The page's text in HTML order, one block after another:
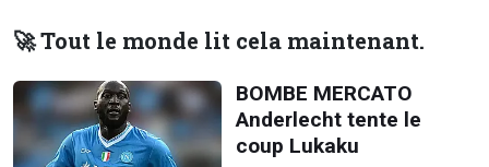
🚀 Tout le monde lit cela maintenant.
BOMBE MERCATO
Anderlecht tente le
coup Lukaku